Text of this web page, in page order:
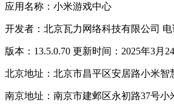
应用名称：小米游戏中心
开发者：北京瓦力网络科技有限公司 电
版本：13.5.0.70 更新时间：2025年3月
北京地址：北京市昌平区安居路小米智
南京地址：南京市建邺区永初路37号小